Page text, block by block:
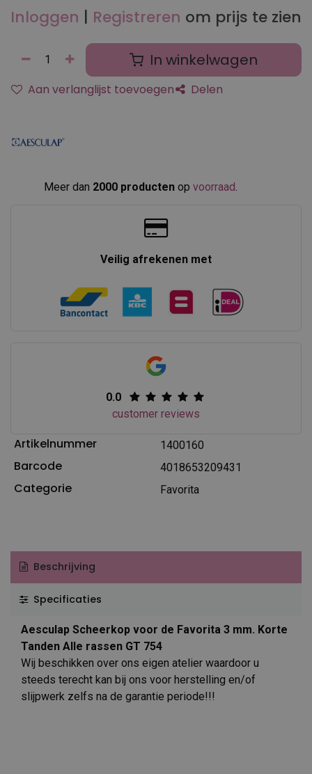
Inloggen | Registreren om prijs te zien
In winkelwagen
Aan verlanglijst toevoegen Delen
Meer dan 2000 producten op voorraad
Veilig afrekenen met
0.0
customer reviews
Artikelnummer 1400160
Barcode 4018653209431
Categorie Favorita
Beschrijving
Specificaties
Aesculap Scheerkop voor de Favorita 3 mm. Korte
Tanden Alle rassen GT 754
Wij beschikken over ons eigen atelier waardoor u
steeds terecht kan bij ons voor herstelling en/of
slijpwerk zelfs na de garantie periode!!!